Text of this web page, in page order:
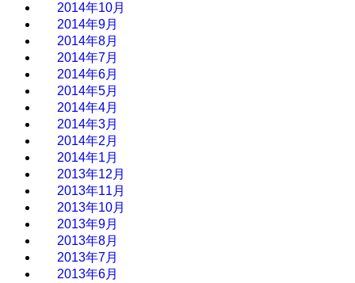
2014年10月
2014年9月
2014年8月
2014年7月
2014年6月
2014年5月
2014年4月
2014年3月
2014年2月
2014年1月
2013年12月
2013年11月
2013年10月
2013年9月
2013年8月
2013年7月
2013年6月